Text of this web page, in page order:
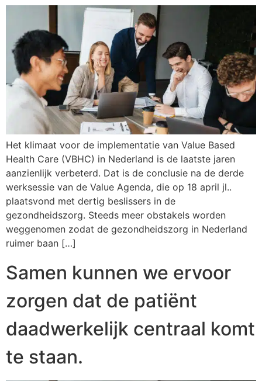
Het klimaat voor de implementatie van Value Based
Health Care (VBHC) in Nederland is de laatste jaren
aanzienlijk verbeterd. Dat is de conclusie na de derde
werksessie van de Value Agenda, die op 18 april jl..
plaatsvond met dertig beslissers in de
gezondheidszorg. Steeds meer obstakels worden
weggenomen zodat de gezondheidszorg in Nederland
ruimer baan […]
Samen kunnen we ervoor
zorgen dat de patiënt
daadwerkelijk centraal komt
te staan.